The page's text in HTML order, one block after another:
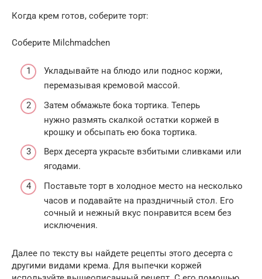
Когда крем готов, соберите торт:
Соберите Milchmadchen
Укладывайте на блюдо или поднос коржи,
перемазывая кремовой массой.
Затем обмажьте бока тортика. Теперь
нужно размять скалкой остатки коржей в
крошку и обсыпать ею бока тортика.
Верх десерта украсьте взбитыми сливками или
ягодами.
Поставьте торт в холодное место на несколько
часов и подавайте на праздничный стол. Его
сочный и нежный вкус понравится всем без
исключения.
Далее по тексту вы найдете рецепты этого десерта с
другими видами крема. Для выпечки коржей